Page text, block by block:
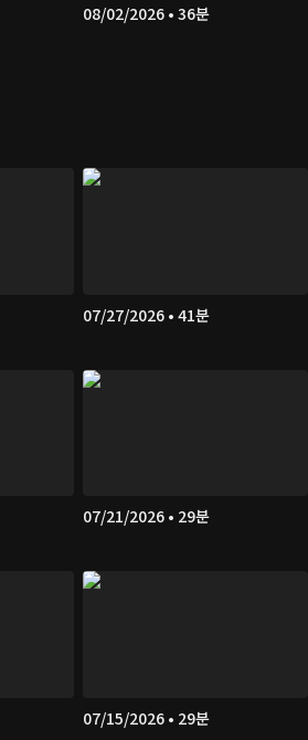
08/02/2026 • 36분
07/27/2026 • 41분
07/21/2026 • 29분
07/15/2026 • 29분